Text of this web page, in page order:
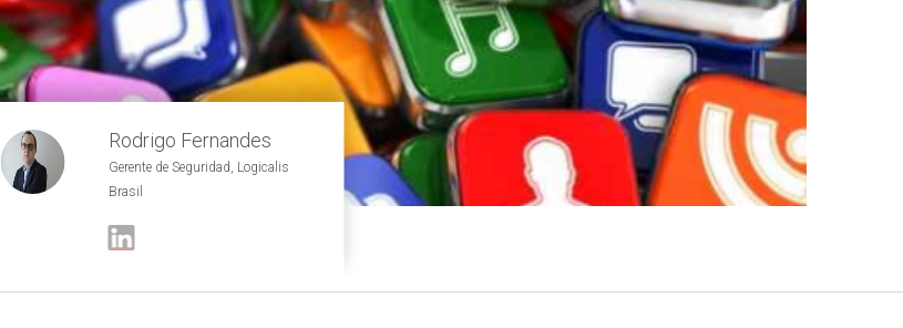
Rodrigo Fernandes
Gerente de Seguridad, Logicalis
Brasil